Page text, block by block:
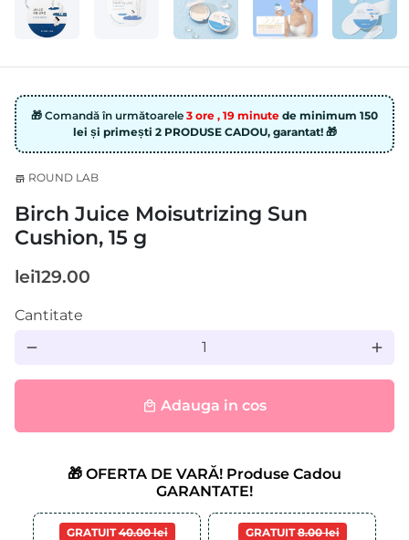
🎁 Comandă în următoarele 3 ore , 19 minute de minimum 150
lei și primești 2 PRODUSE CADOU, garantat! 🎁
store ROUND LAB
Birch Juice Moisutrizing Sun
Cushion, 15 g
lei129.00
Cantitate
remove add
local_mall Adauga in cos
🎁 OFERTA DE VARĂ! Produse Cadou
GARANTATE!
GRATUIT40.00 lei GRATUIT8.00 lei